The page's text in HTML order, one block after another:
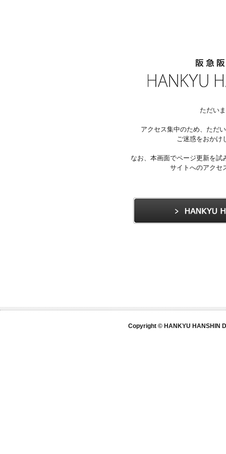
ただい
アクセス集中のため、ただ
ご迷惑をおかけ
なお、本画面でページ更新を
サイトへのアクセ
Copyright © HANKYU HANSHIN